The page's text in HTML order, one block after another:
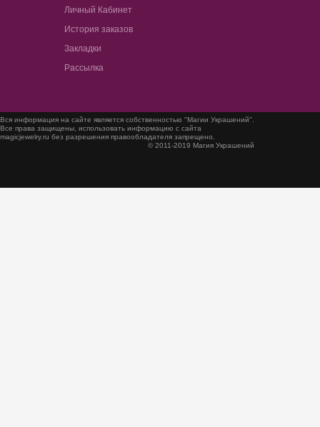
Личный Кабинет
История заказов
Закладки
Рассылка
Вся информация на сайте является собственностью "Магии Украшений".
Все права защищены, использовать информацию с сайта
magicjewelry.ru без разрешения правообладателя запрещено.
© 2011-2019 Магия Украшений